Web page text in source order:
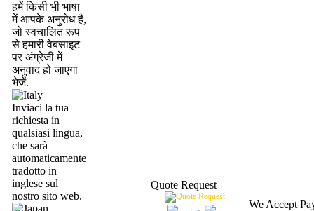
हमें किसी भी भाषा
में आपके अनुरोध है,
जो स्वचालित रूप
से हमारी वेबसाइट
पर अंग्रेजी में
अनुवाद हो जाएगा
भेजें.
Inviaci la tua
richiesta in
qualsiasi lingua,
che sarà
automaticamente
tradotto in
inglese sul
nostro sito web.
Quote Request
We Accept